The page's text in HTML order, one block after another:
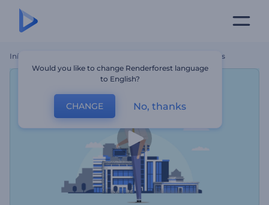
Início Programa De Intercâmbio De Estudantes
Would you like to change Renderforest language
to English?
CHANGE No, thanks